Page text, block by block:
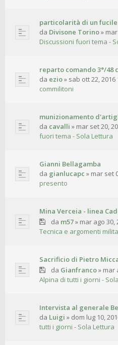
particolarità di un fucile
da Divisone Torino»
Discussioni fuori tema -
reparto comando 3°/48
da ezio» sab ott 22, 2016
commilitoni
munizionamento
da cavalli » mar set 20,
fuori tema - Sola Lettura
Gianni Bellagamba
da gianlucapc » mar set
presento
Mina Verceia - linea
da m57» mar ago 30,
Tecnica e argomenti
Sacrificio di Pietro
da Gianfranco» mar
Alpina di tutti i giorni -
Intervista al generale
da Luigi » dom lug 10,
tutti i giorni - Sola Lettura